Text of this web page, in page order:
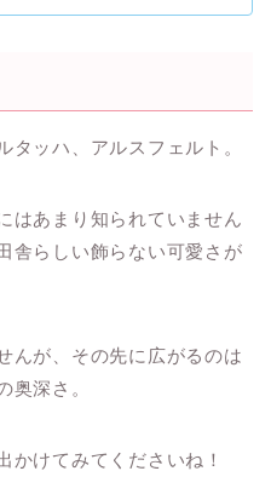
タッハ、アルスフェルト。
はあまり知られていません
舎らしい飾らない可愛さが
んが、その先に広がるのは
奥深さ。
かけてみてくださいね！